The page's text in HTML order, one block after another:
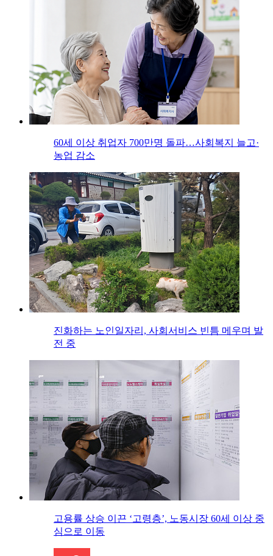
60세 이상 취업자 700만명 돌파…사회복지 늘고·
농업 감소
진화하는 노인일자리, 사회서비스 빈틈 메우며 발
전 중
고용률 상승 이끈 ‘고령층’, 노동시장 60세 이상 중
심으로 이동